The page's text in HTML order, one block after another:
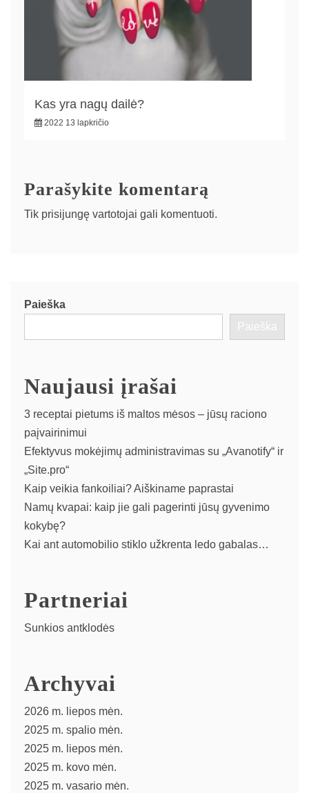
Kas yra nagų dailė?
2022 13 lapkričio
Parašykite komentarą
Tik prisijungę vartotojai gali komentuoti.
Paieška
Paieška
Naujausi įrašai
3 receptai pietums iš maltos mėsos – jūsų raciono
paįvairinimui
Efektyvus mokėjimų administravimas su „Avanotify“ ir
„Site.pro“
Kaip veikia fankoiliai? Aiškiname paprastai
Namų kvapai: kaip jie gali pagerinti jūsų gyvenimo
kokybę?
Kai ant automobilio stiklo užkrenta ledo gabalas…
Partneriai
Sunkios antklodės
Archyvai
2026 m. liepos mėn.
2025 m. spalio mėn.
2025 m. liepos mėn.
2025 m. kovo mėn.
2025 m. vasario mėn.